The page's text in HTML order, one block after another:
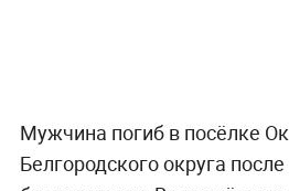
Мужчина погиб в посёлке
Белгородского округа